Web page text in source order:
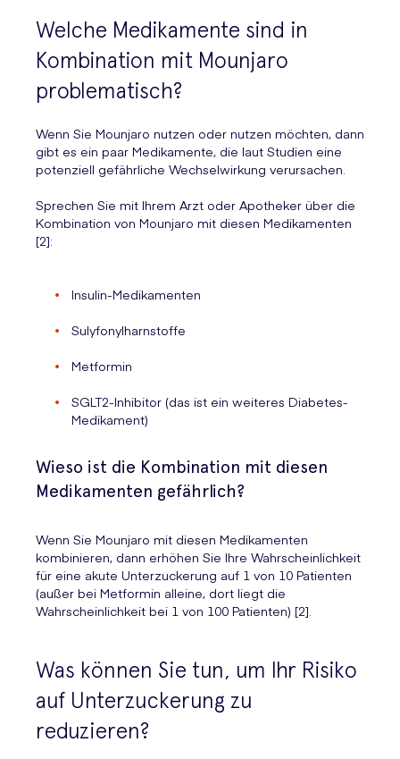
Welche Medikamente sind in
Kombination mit Mounjaro
problematisch?
Wenn Sie Mounjaro nutzen oder nutzen möchten, dann
gibt es ein paar Medikamente, die laut Studien eine
potenziell gefährliche Wechselwirkung verursachen.
Sprechen Sie mit Ihrem Arzt oder Apotheker über die
Kombination von Mounjaro mit diesen Medikamenten
[2]:
Insulin-Medikamenten
Sulyfonylharnstoffe
Metformin
SGLT2-Inhibitor (das ist ein weiteres Diabetes-
Medikament)
Wieso ist die Kombination mit diesen
Medikamenten gefährlich?
Wenn Sie Mounjaro mit diesen Medikamenten
kombinieren, dann erhöhen Sie Ihre Wahrscheinlichkeit
für eine akute Unterzuckerung auf 1 von 10 Patienten
(außer bei Metformin alleine, dort liegt die
Wahrscheinlichkeit bei 1 von 100 Patienten) [2].
Was können Sie tun, um Ihr Risiko
auf Unterzuckerung zu
reduzieren?